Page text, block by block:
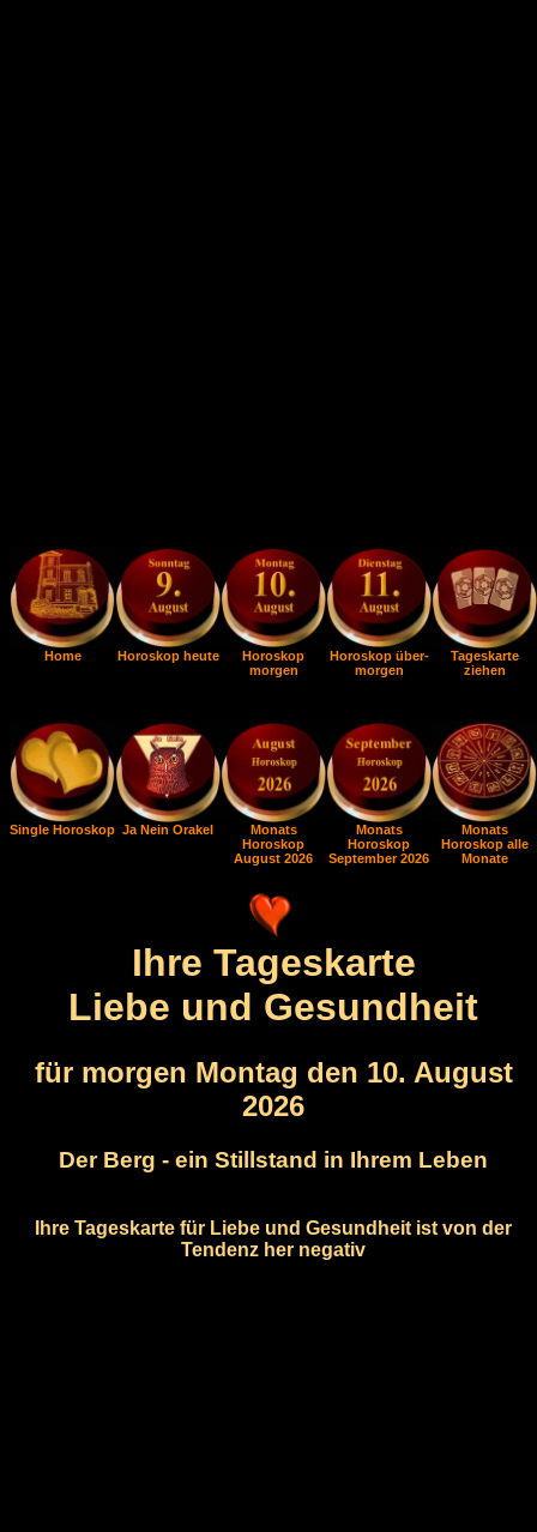
Home Horoskop heute
Horoskop
morgen
Horoskop über-
morgen
Tageskarte
ziehen
Single Horoskop Ja Nein Orakel
Monats
Horoskop
August 2026
Monats
Horoskop
September 2026
Monats
Horoskop alle
Monate
Ihre Tageskarte
Liebe und Gesundheit
für morgen Montag den 10. August
2026
Der Berg - ein Stillstand in Ihrem Leben
Ihre Tageskarte für Liebe und Gesundheit ist von der
Tendenz her negativ